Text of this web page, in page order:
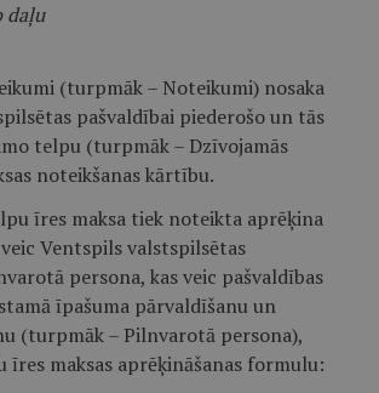
daļu
(turpmāk – Noteikumi) nosaka
pašvaldībai piederošo un tās
telpu (turpmāk – Dzīvojamās
noteikšanas kārtību.
īres maksa tiek noteikta aprēķina
Ventspils valstspilsētas
persona, kas veic pašvaldības
īpašuma pārvaldīšanu un
(turpmāk – Pilnvarotā persona),
īres maksas aprēķināšanas formulu: